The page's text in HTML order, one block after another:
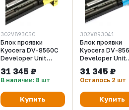
302V893050
Блок проявки
Kyocera DV-8560C
Developer Unit
TASKalfa 2552ci,
3252ci, 3552ci,
4052ci, 5052ci,
6052ciб 6053ci (DV-
8560Y, 302V893050,
31 345 ₽
В наличии: 8 шт
Купить
302V893041
Блок проявки
Kyocera DV-8560C
Developer Unit
TASKalfa
3252ci, 3552ci,
4052ci, 5052ci,
6052ciб 6053ci
8560C,
31 345 ₽
Осталось 2 шт
Купить